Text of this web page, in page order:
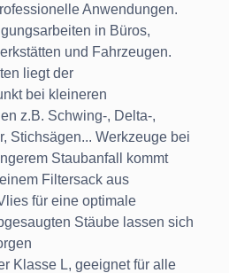
Anwendungen.
in Büros,
und Fahrzeugen.
liegt der
bei kleineren
z.B. Schwing-, Delta-,
Stichsägen... Werkzeuge bei
Staubanfall kommt
Filtersack aus
für eine optimale
Stäube lassen sich
Klasse L, geeignet für alle